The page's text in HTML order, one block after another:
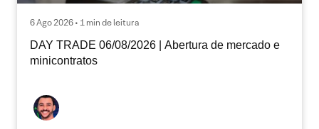
6 Ago 2026 • 1 min de leitura
DAY TRADE 06/08/2026 | Abertura de mercado e
minicontratos